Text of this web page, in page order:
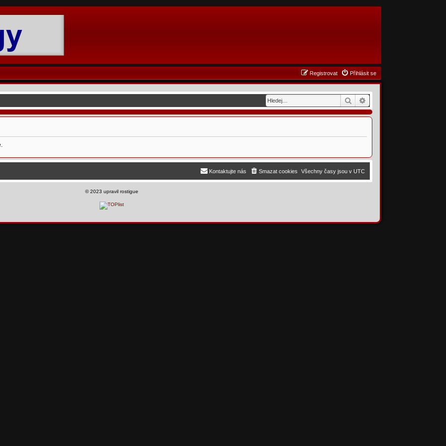
Přihlásit se
Registrovat
Hledat
Všechny časy jsou vUTC
Smazat cookies
Kontaktujte nás
©2023 upravil rostigue